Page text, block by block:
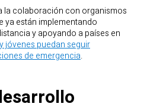
la colaboración con organismos
ya están implementando
y apoyando a países en
jóvenes puedan seguir
de emergencia.